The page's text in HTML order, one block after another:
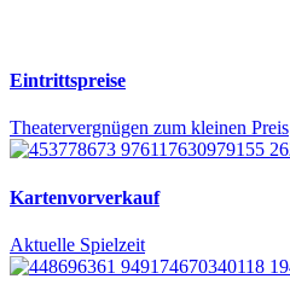
Eintrittspreise
Theatervergnügen zum kleinen Preis
Kartenvorverkauf
Aktuelle Spielzeit